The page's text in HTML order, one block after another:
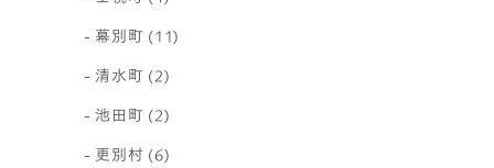
幕別町 (11)
清水町 (2)
池田町 (2)
更別村 (6)